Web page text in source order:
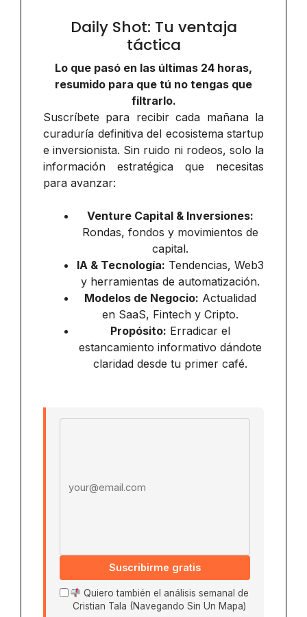
Daily Shot: Tu ventaja
táctica
Lo que pasó en las últimas 24 horas,
resumido para que tú no tengas que
filtrarlo.
Suscríbete para recibir cada mañana la
curaduría definitiva del ecosistema startup
e inversionista. Sin ruido ni rodeos, solo la
información estratégica que necesitas
para avanzar:
Venture Capital & Inversiones:
Rondas, fondos y movimientos de
capital.
IA & Tecnología: Tendencias, Web3
y herramientas de automatización.
Modelos de Negocio: Actualidad
en SaaS, Fintech y Cripto.
Propósito: Erradicar el
estancamiento informativo dándote
claridad desde tu primer café.
Suscribirme gratis
Quiero también el análisis semanal de
Cristian Tala (Navegando Sin Un Mapa)